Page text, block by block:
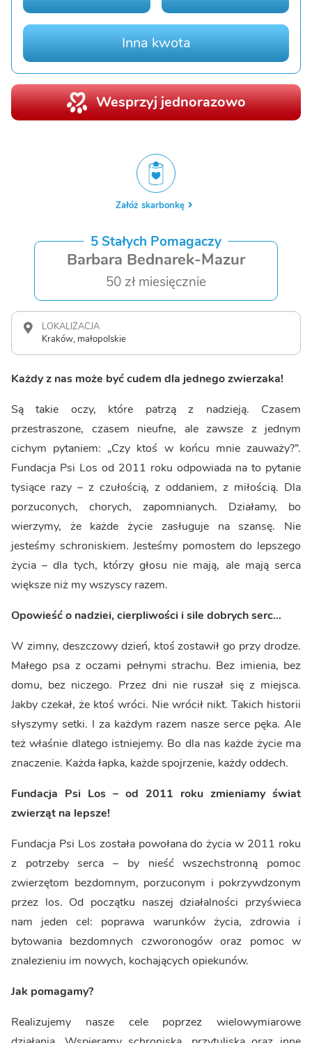
Inna kwota
Wesprzyj jednorazowo
Załóż skarbonkę
5 Stałych Pomagaczy
Barbara Bednarek-Mazur
50 zł miesięcznie
LOKALIZACJA
Kraków, małopolskie
Każdy z nas może być cudem dla jednego zwierzaka!
Są takie oczy, które patrzą z nadzieją. Czasem
przestraszone, czasem nieufne, ale zawsze z jednym
cichym pytaniem: „Czy ktoś w końcu mnie zauważy?”.
Fundacja Psi Los od 2011 roku odpowiada na to pytanie
tysiące razy – z czułością, z oddaniem, z miłością. Dla
porzuconych, chorych, zapomnianych. Działamy, bo
wierzymy, że każde życie zasługuje na szansę. Nie
jesteśmy schroniskiem. Jesteśmy pomostem do lepszego
życia – dla tych, którzy głosu nie mają, ale mają serca
większe niż my wszyscy razem.
Opowieść o nadziei, cierpliwości i sile dobrych serc…
W zimny, deszczowy dzień, ktoś zostawił go przy drodze.
Małego psa z oczami pełnymi strachu. Bez imienia, bez
domu, bez niczego. Przez dni nie ruszał się z miejsca.
Jakby czekał, że ktoś wróci. Nie wrócił nikt. Takich historii
słyszymy setki. I za każdym razem nasze serce pęka. Ale
też właśnie dlatego istniejemy. Bo dla nas każde życie ma
znaczenie. Każda łapka, każde spojrzenie, każdy oddech.
Fundacja Psi Los – od 2011 roku zmieniamy świat
zwierząt na lepsze!
Fundacja Psi Los została powołana do życia w 2011 roku
z potrzeby serca – by nieść wszechstronną pomoc
zwierzętom bezdomnym, porzuconym i pokrzywdzonym
przez los. Od początku naszej działalności przyświeca
nam jeden cel: poprawa warunków życia, zdrowia i
bytowania bezdomnych czworonogów oraz pomoc w
znalezieniu im nowych, kochających opiekunów.
Jak pomagamy?
Realizujemy nasze cele poprzez wielowymiarowe